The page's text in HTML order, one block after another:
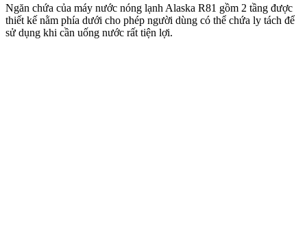
Ngăn chứa của máy nước nóng lạnh Alaska R81 gồm 2 tầng được
thiết kế nằm phía dưới cho phép người dùng có thể chứa ly tách để
sử dụng khi cần uống nước rất tiện lợi.